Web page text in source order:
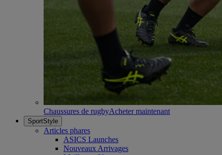
Chaussures de rugbyAcheter maintenant
SportStyle
Articles phares
ASICS Launches
Nouveaux Arrivages